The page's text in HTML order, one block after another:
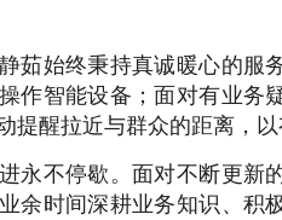
茹始终秉持真诚暖心的服
作智能设备；面对有业务
提醒拉近与群众的距离，
永不停歇。面对不断更新
余时间深耕业务知识、积